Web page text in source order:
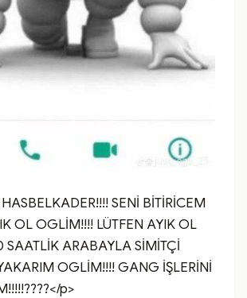
SENİ BİTİRİCEM
OL OGLİM!!!! LÜTFEN AYIK OL
ARABAYLA SİMİTÇİ
OGLİM!!!! GANG İŞLERİNİ
p>